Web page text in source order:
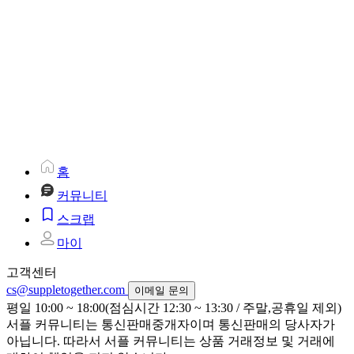
홈
커뮤니티
스크랩
마이
고객센터
cs@suppletogether.com
이메일 문의
평일 10:00 ~ 18:00(점심시간 12:30 ~ 13:30 / 주말,공휴일 제외)
서플 커뮤니티는 통신판매중개자이며 통신판매의 당사자가
아닙니다. 따라서 서플 커뮤니티는 상품 거래정보 및 거래에